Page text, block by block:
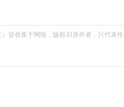
皆收集于网络，版权归原作者，只代表作